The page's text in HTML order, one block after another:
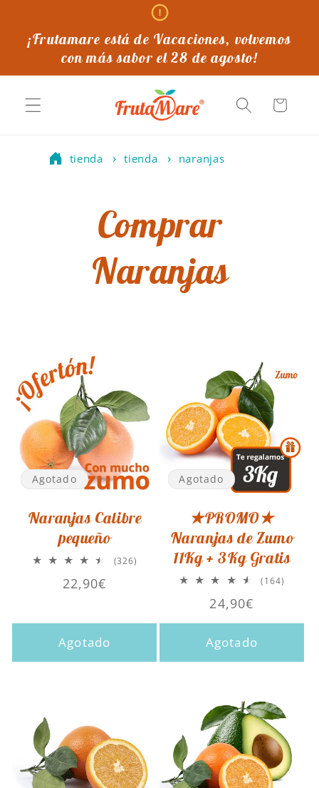
al contenido
¡Frutamare está de Vacaciones, volvemos
con más sabor el 28 de agosto!
Carrito
tienda tienda naranjas
Comprar
Naranjas
Agotado
Naranjas Calibre
pequeño
(326)
Precio
22,90€
Agotado
Agotado
★PROMO★
Naranjas de Zumo
11Kg + 3Kg Gratis
(164)
Precio
habitual
24,90€
Agotado